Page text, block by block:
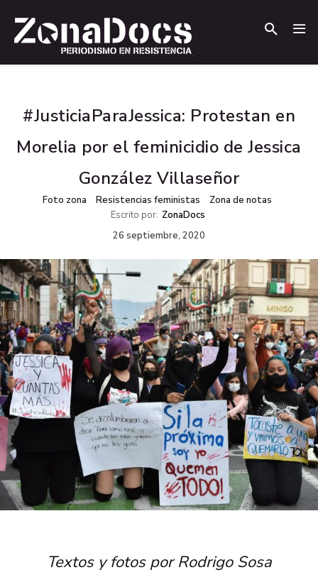
#JusticiaParaJessica: Protestan en
Morelia por el feminicidio de Jessica
González Villaseñor
Foto zona Resistencias feministas
Zona de notas
Escrito por: ZonaDocs
26 septiembre, 2020
Textos y fotos por Rodrigo Sosa